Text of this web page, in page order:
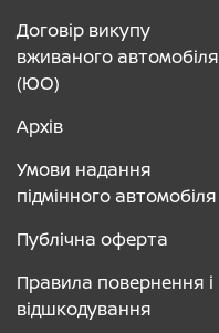
Договір викупу
вживаного автомобіля
(ЮО)
Архів
Умови надання
підмінного автомобіля
Публічна оферта
Правила повернення і
відшкодування